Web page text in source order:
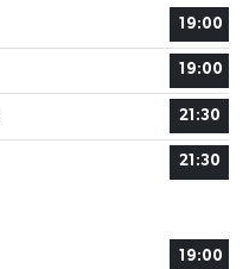
19:00
19:00
21:30
21:30
19:00